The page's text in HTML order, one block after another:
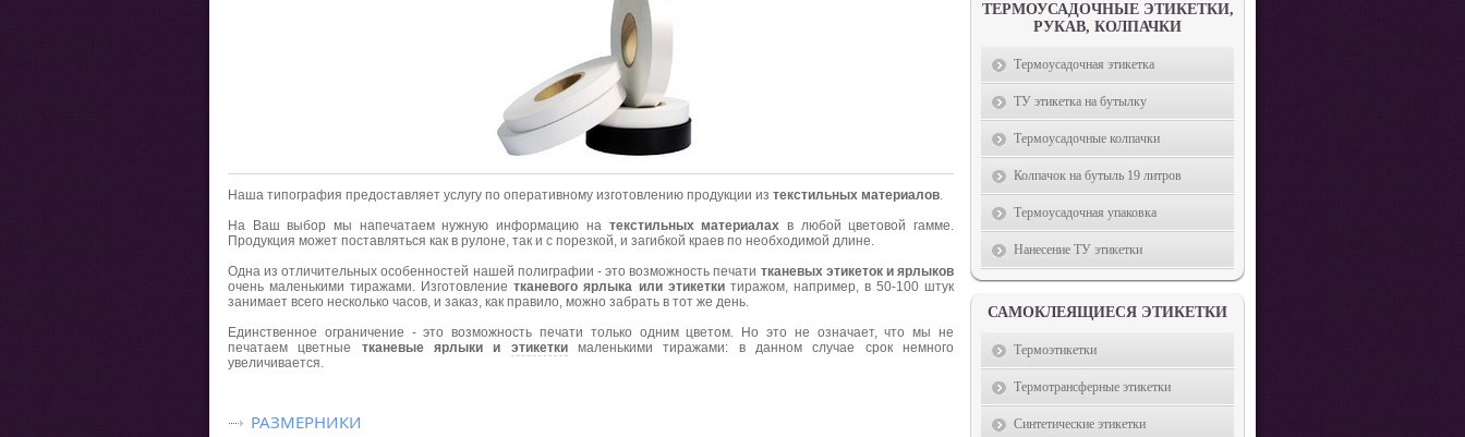
Наша типография предоставляет услугу по оперативному изготовлению продукции из текстильных материалов.
На Ваш выбор мы напечатаем нужную информацию на текстильных материалах в любой цветовой гамме.
Продукция может поставляться как в рулоне, так и с порезкой, и загибкой краев по необходимой длине.
Одна из отличительных особенностей нашей полиграфии - это возможность печати тканевых этикеток и ярлыков
очень маленькими тиражами. Изготовлениетканевого ярлыка или этикеткитиражом, например, в 50-100 штук
занимает всего несколько часов, и заказ, как правило, можно забрать в тот же день.
Единственное ограничение - это возможность печати только одним цветом. Но это не означает, что мы не
печатаем цветные тканевые ярлыки и этикеткималенькими тиражами: в данном случае срок немного
увеличивается.
РАЗМЕРНИКИ
ТЕРМОУСАДОЧНЫЕ ЭТИКЕТКИ,
РУКАВ, КОЛПАЧКИ
Термоусадочная этикетка
ТУ этикетка на бутылку
Термоусадочные колпачки
Колпачок на бутыль 19 литров
Термоусадочная упаковка
Нанесение ТУ этикетки
САМОКЛЕЯЩИЕСЯ ЭТИКЕТКИ
Термоэтикетки
Термотрансферные этикетки
Синтетические этикетки